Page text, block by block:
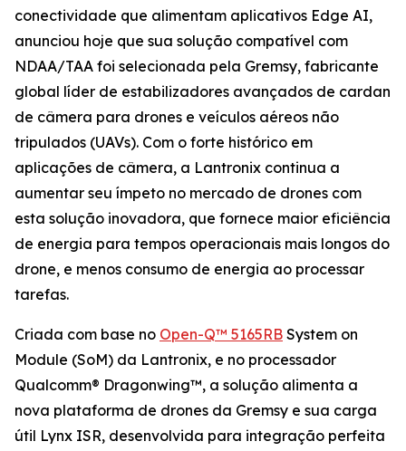
conectividade que alimentam aplicativos Edge AI,
anunciou hoje que sua solução compatível com
NDAA/TAA foi selecionada pela Gremsy, fabricante
global líder de estabilizadores avançados de cardan
de câmera para drones e veículos aéreos não
tripulados (UAVs). Com o forte histórico em
aplicações de câmera, a Lantronix continua a
aumentar seu ímpeto no mercado de drones com
esta solução inovadora, que fornece maior eficiência
de energia para tempos operacionais mais longos do
drone, e menos consumo de energia ao processar
tarefas.
Criada com base no Open-Q™ 5165RB System on
Module (SoM) da Lantronix, e no processador
Qualcomm® Dragonwing™, a solução alimenta a
nova plataforma de drones da Gremsy e sua carga
útil Lynx ISR, desenvolvida para integração perfeita